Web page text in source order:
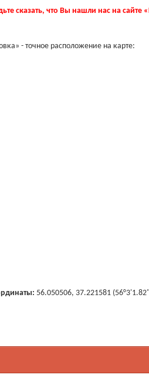
сказать, что Вы нашли нас на сайте
- точное расположение на карте:
56.050506, 37.221581